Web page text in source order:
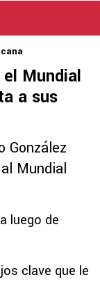
Mundial
a sus
González
Mundial
luego de
clave que le